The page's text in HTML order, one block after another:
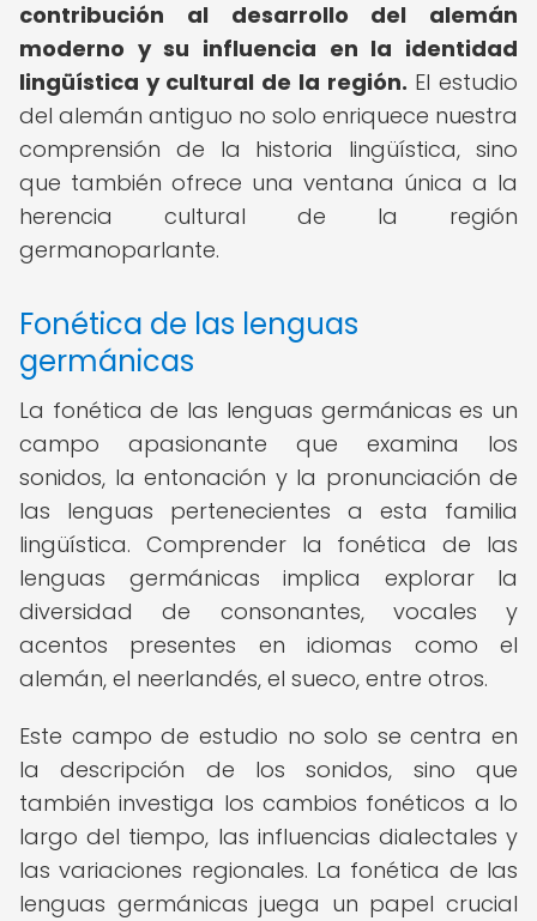
contribución al desarrollo del alemán
moderno y su influencia en la identidad
lingüística y cultural de la región. El estudio
del alemán antiguo no solo enriquece nuestra
comprensión de la historia lingüística, sino
que también ofrece una ventana única a la
herencia cultural de la región
germanoparlante.
Fonética de las lenguas
germánicas
La fonética de las lenguas germánicas es un
campo apasionante que examina los
sonidos, la entonación y la pronunciación de
las lenguas pertenecientes a esta familia
lingüística. Comprender la fonética de las
lenguas germánicas implica explorar la
diversidad de consonantes, vocales y
acentos presentes en idiomas como el
alemán, el neerlandés, el sueco, entre otros.
Este campo de estudio no solo se centra en
la descripción de los sonidos, sino que
también investiga los cambios fonéticos a lo
largo del tiempo, las influencias dialectales y
las variaciones regionales. La fonética de las
lenguas germánicas juega un papel crucial